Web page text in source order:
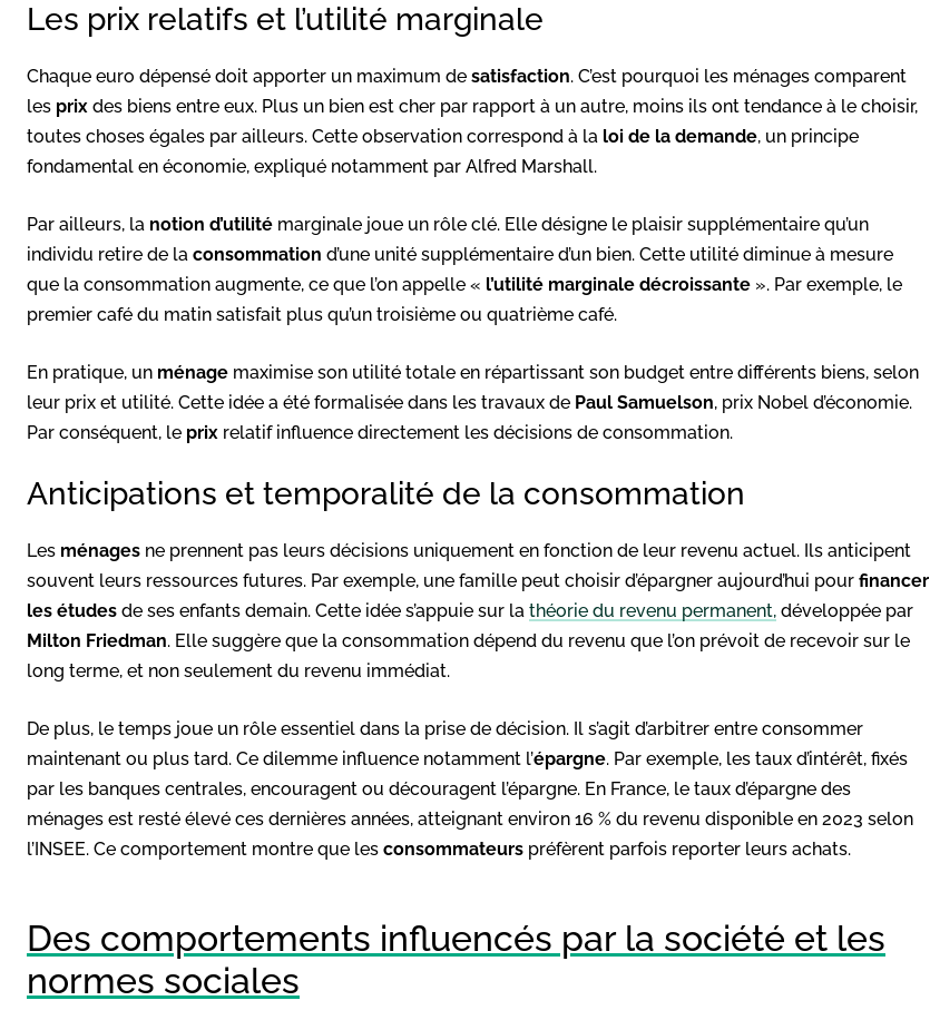
Les prix relatifs et l’utilité marginale
Chaque euro dépensé doit apporter un maximum de satisfaction. C’est pourquoi les ménages comparent
les prix des biens entre eux. Plus un bien est cher par rapport à un autre, moins ils ont tendance à le choisir,
toutes choses égales par ailleurs. Cette observation correspond à la loi de la demande, un principe
fondamental en économie, expliqué notamment par Alfred Marshall.
Par ailleurs, la notion d’utilité marginale joue un rôle clé. Elle désigne le plaisir supplémentaire qu’un
individu retire de la consommation d’une unité supplémentaire d’un bien. Cette utilité diminue à mesure
que la consommation augmente, ce que l’on appelle « l’utilité marginale décroissante ». Par exemple, le
premier café du matin satisfait plus qu’un troisième ou quatrième café.
En pratique, un ménage maximise son utilité totale en répartissant son budget entre différents biens, selon
leur prix et utilité. Cette idée a été formalisée dans les travaux de Paul Samuelson, prix Nobel d’économie.
Par conséquent, le prix relatif influence directement les décisions de consommation.
Anticipations et temporalité de la consommation
Les ménages ne prennent pas leurs décisions uniquement en fonction de leur revenu actuel. Ils anticipent
souvent leurs ressources futures. Par exemple, une famille peut choisir d’épargner aujourd’hui pour financer
les études de ses enfants demain. Cette idée s’appuie sur la théorie du revenu permanent, développée par
Milton Friedman. Elle suggère que la consommation dépend du revenu que l’on prévoit de recevoir sur le
long terme, et non seulement du revenu immédiat.
De plus, le temps joue un rôle essentiel dans la prise de décision. Il s’agit d’arbitrer entre consommer
maintenant ou plus tard. Ce dilemme influence notamment l’épargne. Par exemple, les taux d’intérêt, fixés
par les banques centrales, encouragent ou découragent l’épargne. En France, le taux d’épargne des
ménages est resté élevé ces dernières années, atteignant environ 16 % du revenu disponible en 2023 selon
l’INSEE. Ce comportement montre que les consommateurs préfèrent parfois reporter leurs achats.
Des comportements influencés par la société et les
normes sociales